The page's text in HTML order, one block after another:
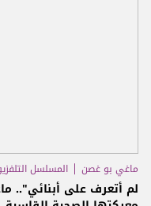
ماغي بو غصن المسلسل
لم أتعرف على